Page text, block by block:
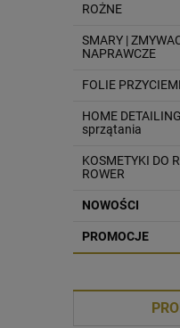
ROŻNE
SMARY |
NAPRAWCZE
FOLIE
HOME
sprzątania
KOSMETYKI DO
ROWER
NOWOŚCI
PROMOCJE